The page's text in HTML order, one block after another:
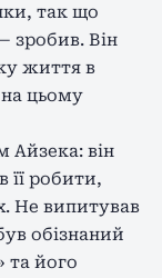
так що
зробив. Він
життя в
на цьому
Айзека: він
її робити,
Не випитував
обізнаний
та його